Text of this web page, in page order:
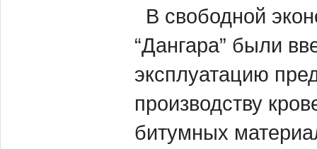
В свободной
“Дангара” были
эксплуатацию
производству
битумных